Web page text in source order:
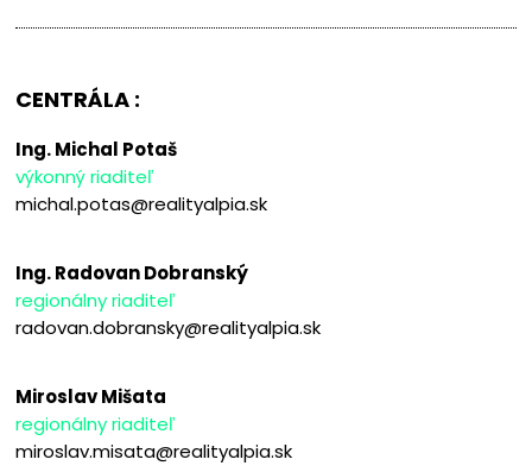
CENTRÁLA :
Ing. Michal Potaš
výkonný riaditeľ
michal.potas@realityalpia.sk
Ing. Radovan Dobranský
regionálny riaditeľ
radovan.dobransky@realityalpia.sk
Miroslav Mišata
regionálny riaditeľ
miroslav.misata@realityalpia.sk